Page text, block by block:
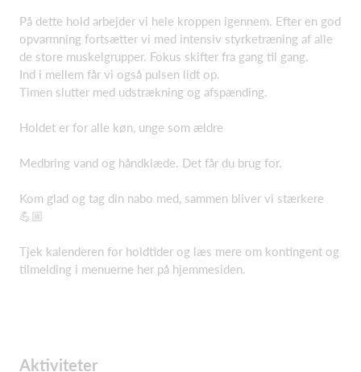
På dette hold arbejder vi hele kroppen igennem. Efter en god
opvarmning fortsætter vi med intensiv styrketræning af alle
de store muskelgrupper. Fokus skifter fra gang til gang.
Ind i mellem får vi også pulsen lidt op.
Timen slutter med udstrækning og afspænding.
Holdet er for alle køn, unge som ældre
Medbring vand og håndklæde. Det får du brug for.
Kom glad og tag din nabo med, sammen bliver vi stærkere
💪🏼
Tjek kalenderen for holdtider og læs mere om kontingent og
tilmelding i menuerne her på hjemmesiden.
Aktiviteter